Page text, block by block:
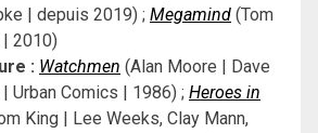
| depuis 2019) ; Megamind (Tom
| 2010)
: Watchmen (Alan Moore | Dave
Urban Comics | 1986) ; Heroes in
King | Lee Weeks, Clay Mann,